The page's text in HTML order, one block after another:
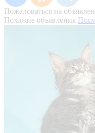
Пожаловаться на
Похожие объявления